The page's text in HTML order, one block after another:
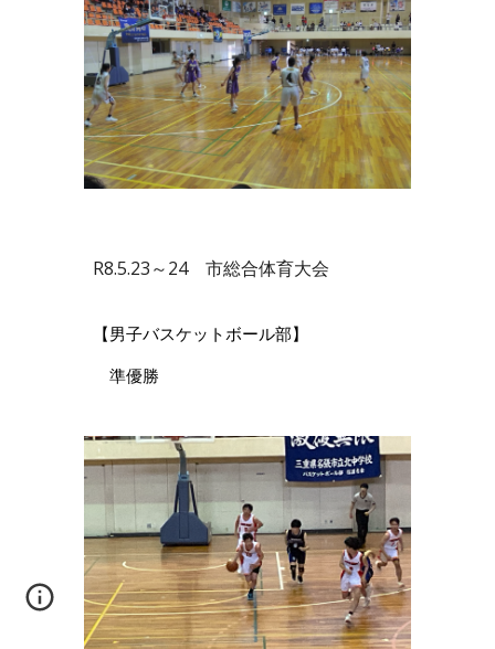
R8.5.23～24 市総合体育大会
【男子バスケットボール部】
準優勝